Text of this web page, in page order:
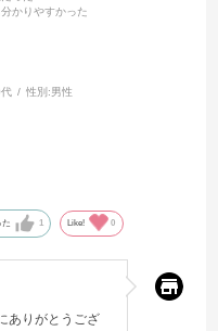
かりやすかった
性別:男性
た 1 Like! 0
ありがとうござ